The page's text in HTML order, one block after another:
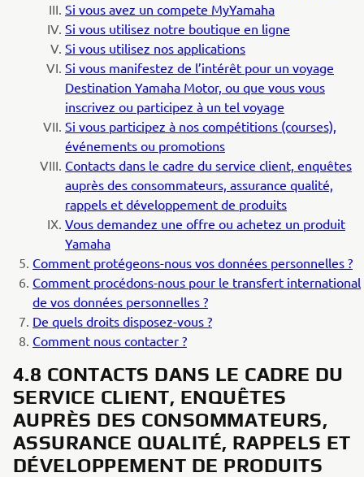
Si vous avez un compete MyYamaha
Si vous utilisez notre boutique en ligne
Si vous utilisez nos applications
Si vous manifestez de l’intérêt pour un voyage
Destination Yamaha Motor, ou que vous vous
inscrivez ou participez à un tel voyage
Si vous participez à nos compétitions (courses),
événements ou promotions
Contacts dans le cadre du service client, enquêtes
auprès des consommateurs, assurance qualité,
rappels et développement de produits
Vous demandez une offre ou achetez un produit
Yamaha
Comment protégeons-nous vos données personnelles ?
Comment procédons-nous pour le transfert international
de vos données personnelles ?
De quels droits disposez-vous ?
Comment nous contacter ?
4.8 CONTACTS DANS LE CADRE DU
SERVICE CLIENT, ENQUÊTES
AUPRÈS DES CONSOMMATEURS,
ASSURANCE QUALITÉ, RAPPELS ET
DÉVELOPPEMENT DE PRODUITS